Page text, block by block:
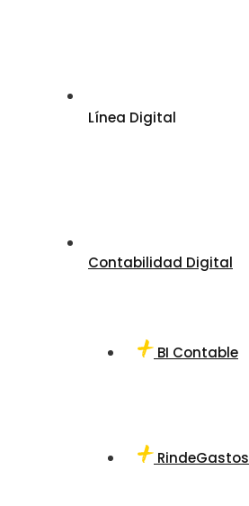
Línea Digital
Contabilidad Digital
BI Contable
RindeGastos